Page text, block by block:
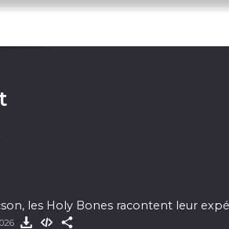
les Holy Bones racontent leur